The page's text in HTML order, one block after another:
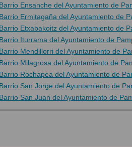
Ensanche del Ayuntamiento de
Ermitagaña del Ayuntamiento de
Etxabakoitz del Ayuntamiento de
Iturrama del Ayuntamiento de
Mendillorri del Ayuntamiento de
Milagrosa del Ayuntamiento de
Rochapea del Ayuntamiento de
San Jorge del Ayuntamiento de
San Juan del Ayuntamiento de